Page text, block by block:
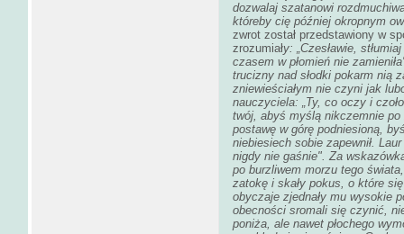
dozwalaj szatanowi
któreby cię później okropnym
zwrot został przedstawiony w
zrozumiały: „Czesławie,
czasem w płomień nie
trucizny nad słodki pokarm nią
zniewieściałym nie czyni jak
nauczyciela: „Ty, co oczy i
twój, abyś myślą nikczemnie po
postawę w górę podniesioną,
niebiesiech sobie zapewnił.
nigdy nie gaśnie". Za
po burzliwem morzu tego
zatokę i skały pokus, o które
obyczaje zjednały mu wysokie
obecności sromali się czynić,
poniża, ale nawet płochego